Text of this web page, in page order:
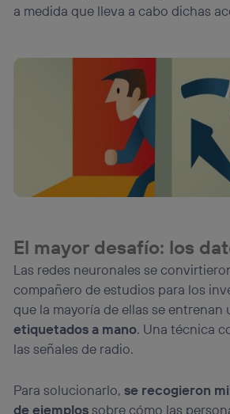
a medida que lleva a cabo dichas
El mayor desafío: los
Las redes neuronales se
compañero de estudios para los
que la mayoría de ellas se
etiquetados a mano. Una técnica
las señales de radio.
Para solucionarlo,se recogieron
de ejemplossobre cómo las